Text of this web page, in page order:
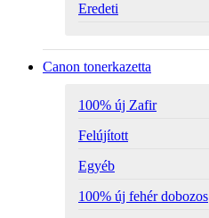
Eredeti
Canon tonerkazetta
100% új Zafir
Felújított
Egyéb
100% új fehér dobozos